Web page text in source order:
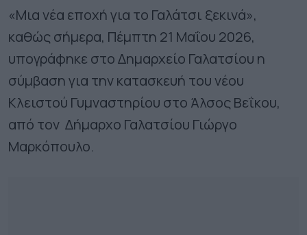
«Μια νέα εποχή για το Γαλάτσι ξεκινά»,
καθώς σήμερα, Πέμπτη 21 Μαΐου 2026,
υπογράφηκε στο Δημαρχείο Γαλατσίου η
σύμβαση για την κατασκευή του νέου
Κλειστού Γυμναστηρίου στο Άλσος Βεΐκου,
από τον Δήμαρχο Γαλατσίου Γιώργο
Μαρκόπουλο.